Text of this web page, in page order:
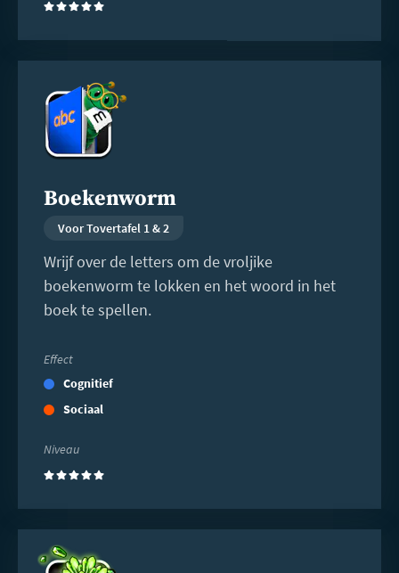
(5)
Boekenworm
Voor Tovertafel 1 & 2
Wrijf over de letters om de vroljike
boekenworm te lokken en het woord in het
boek te spellen.
Effect
Cognitief
Sociaal
Niveau
(5)
meer
Lees